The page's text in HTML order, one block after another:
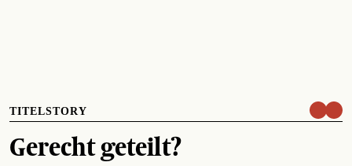
TITELSTORY
Gerecht geteilt?